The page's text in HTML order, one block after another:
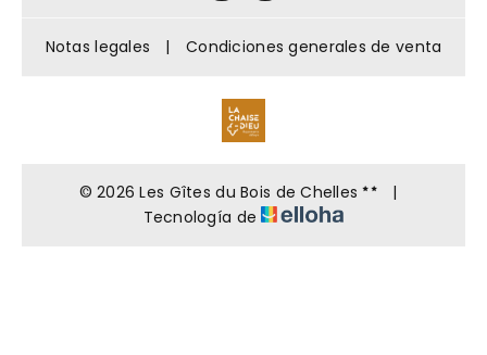
Notas legales | Condiciones generales de venta
© 2026 Les Gîtes du Bois de Chelles
|
Tecnología de